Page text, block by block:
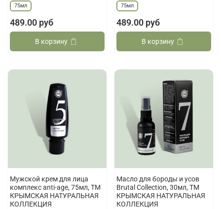
75мл
489.00 руб
В корзину
75мл
489.00 руб
В корзину
Мужской крем для лица
комплекс anti-age, 75мл, ТМ
КРЫМСКАЯ НАТУРАЛЬНАЯ
КОЛЛЕКЦИЯ
Масло для бороды и усов
Brutal Collection, 30мл, ТМ
КРЫМСКАЯ НАТУРАЛЬНАЯ
КОЛЛЕКЦИЯ